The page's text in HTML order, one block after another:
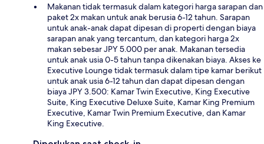
Makanan tidak termasuk dalam kategori harga sarapan dan
paket 2x makan untuk anak berusia 6-12 tahun. Sarapan
untuk anak-anak dapat dipesan di properti dengan biaya
sarapan anak yang tercantum, dan kategori harga 2x
makan sebesar JPY 5.000 per anak. Makanan tersedia
untuk anak usia 0-5 tahun tanpa dikenakan biaya. Akses ke
Executive Lounge tidak termasuk dalam tipe kamar berikut
untuk anak usia 6-12 tahun dan dapat dipesan dengan
biaya JPY 3.500: Kamar Twin Executive, King Executive
Suite, King Executive Deluxe Suite, Kamar King Premium
Executive, Kamar Twin Premium Executive, dan Kamar
King Executive.